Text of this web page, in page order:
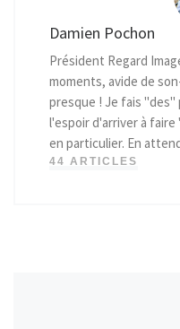
Damien Pochon
Président Regard
moments, avide de
presque ! Je fais
l'espoir d'arriver à faire
en particulier. En
44 ARTICLES